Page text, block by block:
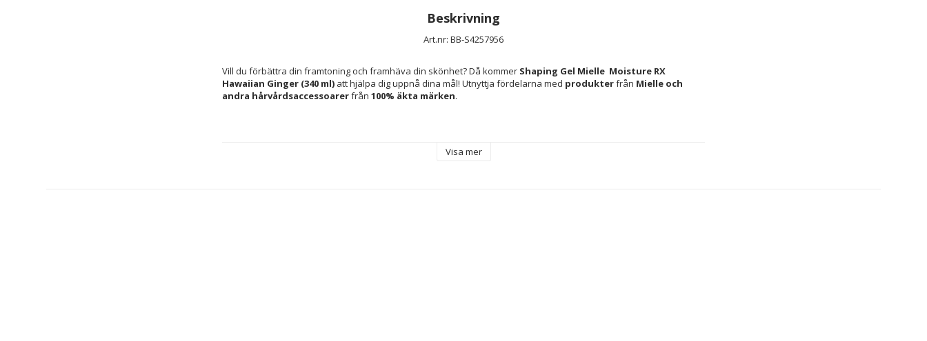
Beskrivning
Art.nr: BB-S4257956
Vill du förbättra din framtoning och framhäva din skönhet? Då kommer Shaping Gel Mielle  Moisture RX
Hawaiian Ginger (340 ml) att hjälpa dig uppnå dina mål! Utnyttja fördelarna med produkter från Mielle och
andra hårvårdsaccessoarer från 100% äkta märken.
Visa mer